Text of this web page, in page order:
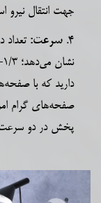
جهت انتقال نیرو
4. سرعت: تعداد
دارید که با
پخش در دو سرعت 33 و